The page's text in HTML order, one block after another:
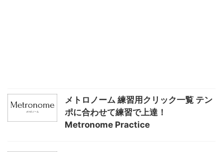
メトロノーム 練習用クリック一覧 テン
ポに合わせて練習で上達！
Metronome Practice